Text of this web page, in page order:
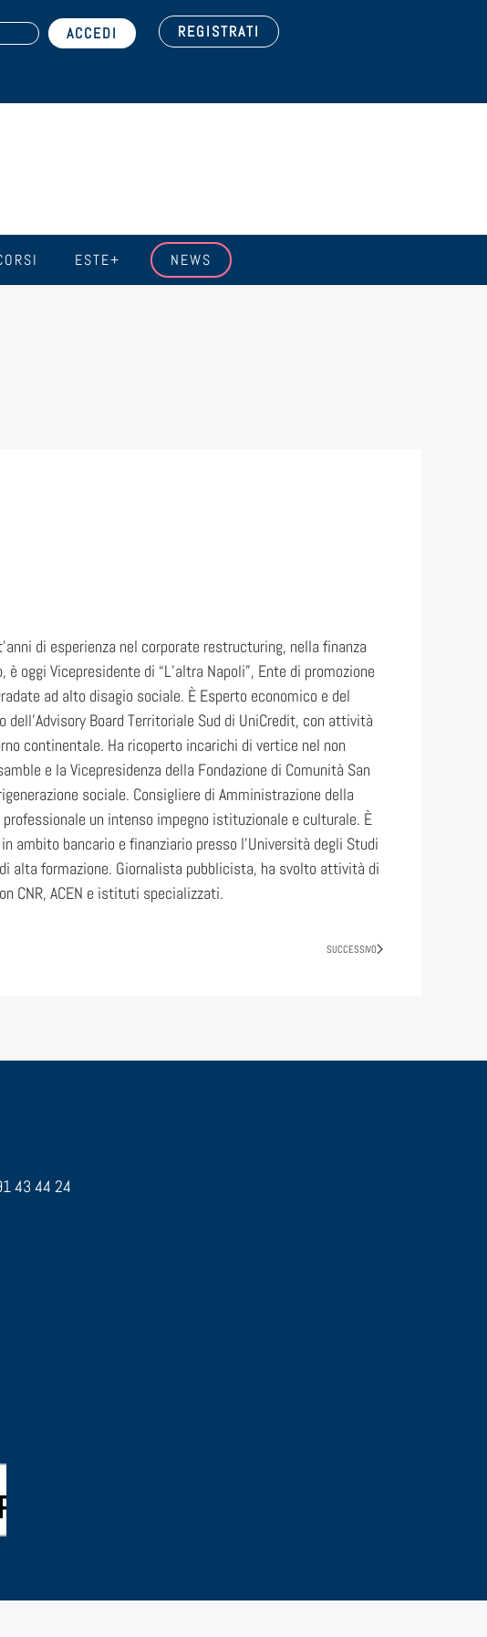
REGISTRATI
ESTE+ NEWS
di esperienza nel corporate restructuring, nella finanza
oggi Vicepresidente di “L’altra Napoli”, Ente di promozione
ad alto disagio sociale. È Esperto economico e del
Board Territoriale Sud di UniCredit, con attività
continentale. Ha ricoperto incarichi di vertice nel non
e la Vicepresidenza della Fondazione di Comunità San
sociale. Consigliere di Amministrazione della
un intenso impegno istituzionale e culturale. È
ambito bancario e finanziario presso l’Università degli Studi
alta formazione. Giornalista pubblicista, ha svolto attività di
CNR, ACEN e istituti specializzati.
SUCCESSIVO
43 44 24